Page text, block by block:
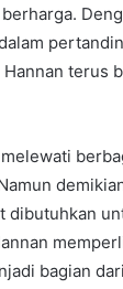
Hannan terus
dibutuhkan
bagian